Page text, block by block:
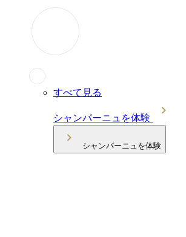
すべて見る
シャンパーニュを体験
シャンパーニュを体験